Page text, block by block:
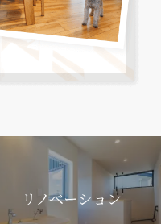
リノベーション